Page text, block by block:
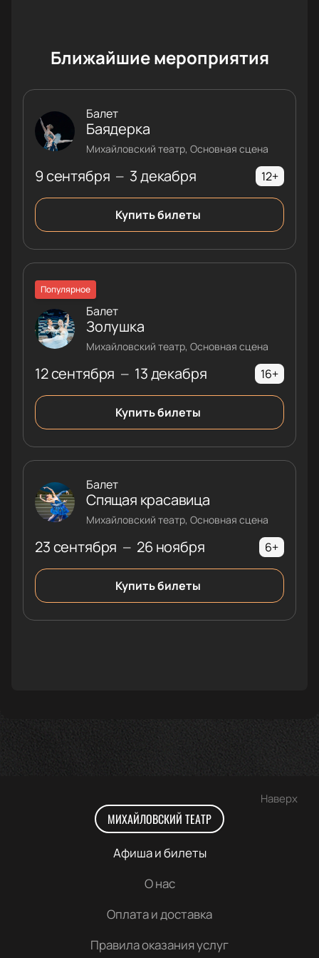
Ближайшие мероприятия
9 сентября — 3 декабря
Балет
Баядерка
Михайловский театр, Основная сцена
12+
Купить билеты
Популярное
12 сентября — 13 декабря
Балет
Золушка
Михайловский театр, Основная сцена
16+
Купить билеты
23 сентября — 26 ноября
Балет
Спящая красавица
Михайловский театр, Основная сцена
6+
Купить билеты
Наверх
МИХАЙЛОВСКИЙ ТЕАТР
Афиша и билеты
О нас
Оплата и доставка
Правила оказания услуг